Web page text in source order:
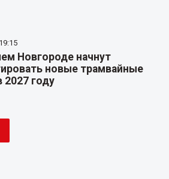
Новгороде начнут
новые трамвайные
2027 году